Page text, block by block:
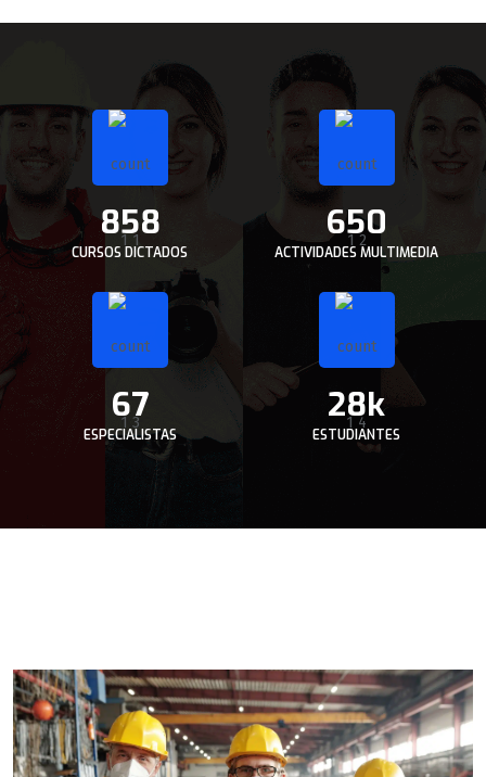
858
CURSOS DICTADOS
650
ACTIVIDADES MULTIMEDIA
67
ESPECIALISTAS
28k
ESTUDIANTES